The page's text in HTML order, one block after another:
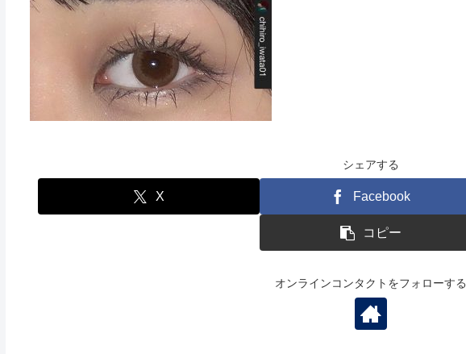
シェアする
X Facebook
コピー
オンラインコンタクトをフォローする